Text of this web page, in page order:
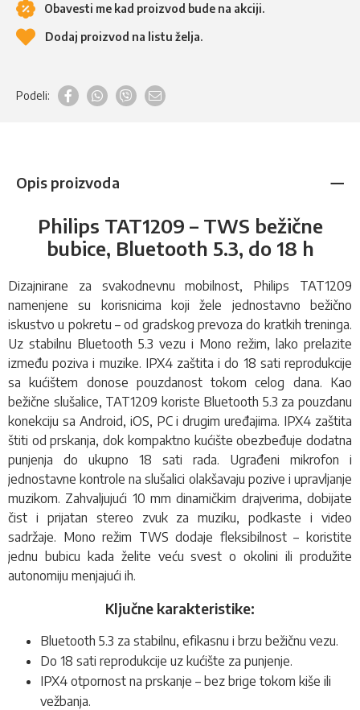
Obavesti me kad proizvod bude na akciji.
Dodaj proizvod na listu želja.
Podeli:
Opis proizvoda
Philips TAT1209 – TWS bežične
bubice, Bluetooth 5.3, do 18 h
Dizajnirane za svakodnevnu mobilnost, Philips TAT1209
namenjene su korisnicima koji žele jednostavno bežično
iskustvo u pokretu – od gradskog prevoza do kratkih treninga.
Uz stabilnu Bluetooth 5.3 vezu i Mono režim, lako prelazite
između poziva i muzike. IPX4 zaštita i do 18 sati reprodukcije
sa kućištem donose pouzdanost tokom celog dana. Kao
bežične slušalice, TAT1209 koriste Bluetooth 5.3 za pouzdanu
konekciju sa Android, iOS, PC i drugim uređajima. IPX4 zaštita
štiti od prskanja, dok kompaktno kućište obezbeđuje dodatna
punjenja do ukupno 18 sati rada. Ugrađeni mikrofon i
jednostavne kontrole na slušalici olakšavaju pozive i upravljanje
muzikom. Zahvaljujući 10 mm dinamičkim drajverima, dobijate
čist i prijatan stereo zvuk za muziku, podkaste i video
sadržaje. Mono režim TWS dodaje fleksibilnost – koristite
jednu bubicu kada želite veću svest o okolini ili produžite
autonomiju menjajući ih.
Ključne karakteristike:
Bluetooth 5.3 za stabilnu, efikasnu i brzu bežičnu vezu.
Do 18 sati reprodukcije uz kućište za punjenje.
IPX4 otpornost na prskanje – bez brige tokom kiše ili
vežbanja.